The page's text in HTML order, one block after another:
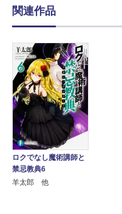
関連作品
ロクでなし魔術講師と
禁忌教典6
羊太郎 他